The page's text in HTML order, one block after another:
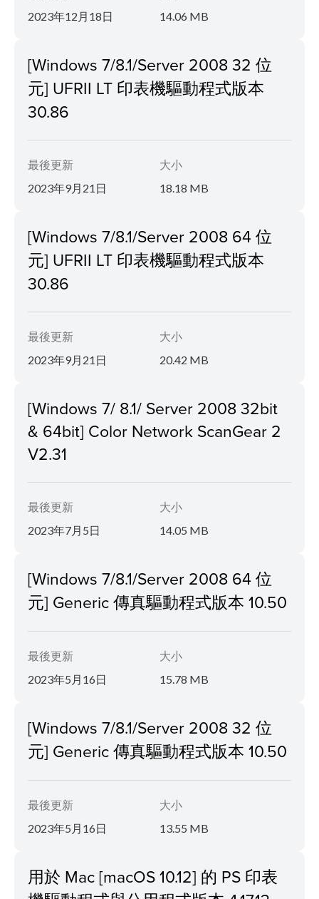
2023年12月18日
14.06 MB
[Windows 7/8.1/Server 2008 32 位
元] UFRII LT 印表機驅動程式版本
30.86
最後更新
2023年9月21日
大小
18.18 MB
[Windows 7/8.1/Server 2008 64 位
元] UFRII LT 印表機驅動程式版本
30.86
最後更新
2023年9月21日
大小
20.42 MB
[Windows 7/ 8.1/ Server 2008 32bit
& 64bit] Color Network ScanGear 2
V2.31
最後更新
2023年7月5日
大小
14.05 MB
[Windows 7/8.1/Server 2008 64 位
元] Generic 傳真驅動程式版本 10.50
最後更新
2023年5月16日
大小
15.78 MB
[Windows 7/8.1/Server 2008 32 位
元] Generic 傳真驅動程式版本 10.50
最後更新
2023年5月16日
大小
13.55 MB
用於 Mac [macOS 10.12] 的 PS 印表